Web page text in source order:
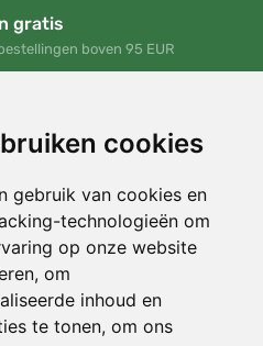
cookies
gebruik van cookies en
technologieën om
op onze website
om
inhoud en
te tonen, om ons
gratis
boven 95 EUR
gewenst moment binnen 90
we een boom! Lees meer Over